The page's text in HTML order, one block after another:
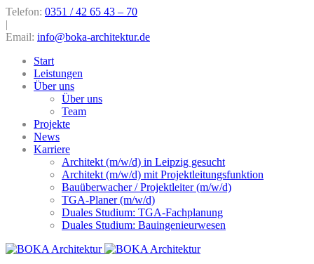
Telefon: 0351 / 42 65 43 – 70
|
Email: info@boka-architektur.de
Start
Leistungen
Über uns
Über uns
Team
Projekte
News
Karriere
Architekt (m/w/d) in Leipzig gesucht
Architekt (m/w/d) mit Projektleitungsfunktion
Bauüberwacher / Projektleiter (m/w/d)
TGA-Planer (m/w/d)
Duales Studium: TGA-Fachplanung
Duales Studium: Bauingenieurwesen